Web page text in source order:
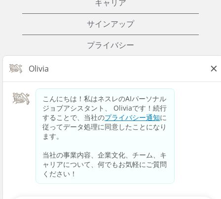
キャリア
サインアップ
プライバシー
利用規約
お問い合わせ
Nestle.com